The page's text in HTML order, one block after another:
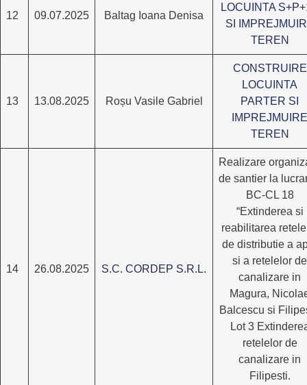
12 09.07.2025 Baltag Ioana Denisa
LOCUINTA
SI
TEREN
13 13.08.2025 Roșu Vasile Gabriel
CONSTRUIRE
LOCUINTA
PARTER SI
IMPREJMUIRE
TEREN
14 26.08.2025 S.C. CORDEP S.R.L.
Realizare
de santier la
BC-CL 18
“Extinderea si
reabilitarea
de distributie a
si a retelelor de
canalizare in
Magura,
Balcescu si
Lot 3
retelelor de
canalizare in
Filipesti.